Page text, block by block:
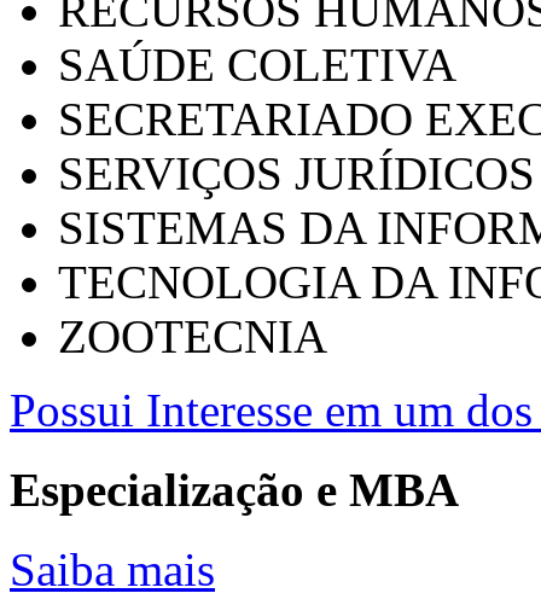
SAÚDE COLETIVA
SECRETARIADO
SERVIÇOS
SISTEMAS DA
TECNOLOGIA DA
ZOOTECNIA
Possui Interesse em um
Especialização e MBA
Saiba mais